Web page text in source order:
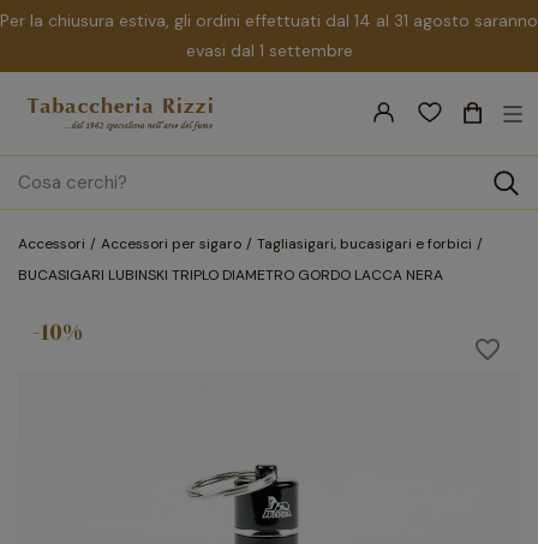
Per la chiusura estiva, gli ordini effettuati dal 14 al 31 agosto saranno
evasi dal 1 settembre
search
☰
Accessori Accessori per sigaro
Tagliasigari, bucasigari e forbici
BUCASIGARI LUBINSKI TRIPLO DIAMETRO GORDO LACCA NERA
favorite_border
-10%